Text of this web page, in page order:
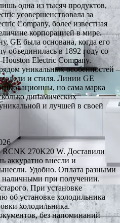
одна из тысяч продуктов,
усовершенствовала за
Company, более известная
корпорацией в мире.
GE была основана, когда его
объединилась в 1892 году со
Electric Company.
уникальных особенностей
и стиля. Линии GE
но сама марка
динамических
и лучшей в своей
RCNK 270K20 W. Доставили
аккуратно внесли и
Удобно. Оплата разными
наличными при получении.
При установке
об установке холодильника
холодильника.
без напоминаний